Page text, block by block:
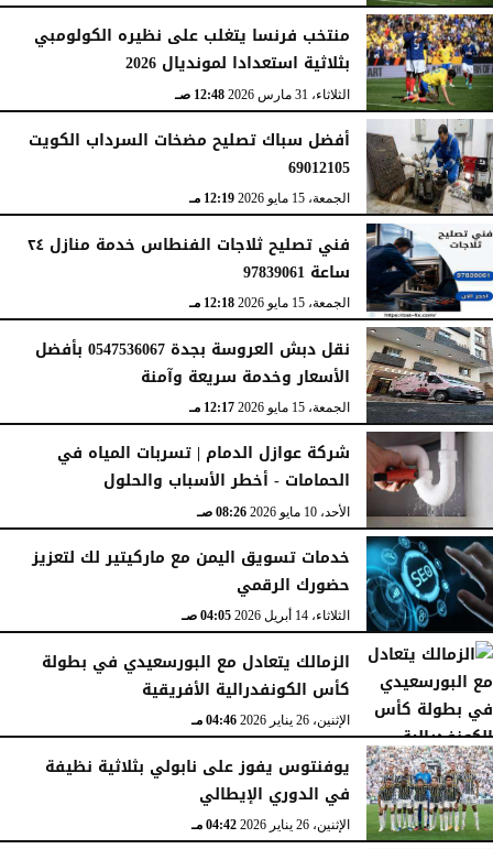
منتخب فرنسا يتغلب على نظيره الكولومبي
بثلاثية استعدادا لمونديال 2026
الثلاثاء، 31 مارس 2026 12:48 صـ
أفضل سباك تصليح مضخات السرداب الكويت
69012105
الجمعة، 15 مايو 2026 12:19 مـ
فني تصليح ثلاجات الفنطاس خدمة منازل ٢٤
ساعة 97839061
الجمعة، 15 مايو 2026 12:18 مـ
نقل دبش العروسة بجدة 0547536067 بأفضل
الأسعار وخدمة سريعة وآمنة
الجمعة، 15 مايو 2026 12:17 مـ
شركة عوازل الدمام | تسربات المياه في
الحمامات - أخطر الأسباب والحلول
الأحد، 10 مايو 2026 08:26 صـ
خدمات تسويق اليمن مع ماركيتير لك لتعزيز
حضورك الرقمي
الثلاثاء، 14 أبريل 2026 04:05 صـ
الزمالك يتعادل مع البورسعيدي في بطولة
كأس الكونفدرالية الأفريقية
الإثنين، 26 يناير 2026 04:46 مـ
يوفنتوس يفوز على نابولي بثلاثية نظيفة
في الدوري الإيطالي
الإثنين، 26 يناير 2026 04:42 مـ